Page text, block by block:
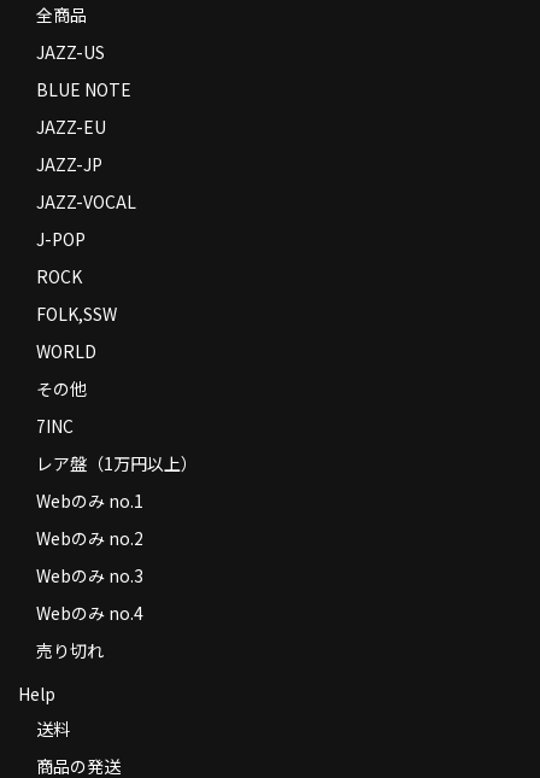
Contact
全商品
JAZZ-US
BLUE NOTE
JAZZ-EU
JAZZ-JP
JAZZ-VOCAL
J-POP
ROCK
FOLK,SSW
WORLD
その他
7INC
レア盤（1万円以上）
Webのみ no.1
Webのみ no.2
Webのみ no.3
Webのみ no.4
売り切れ
Help
送料
商品の発送